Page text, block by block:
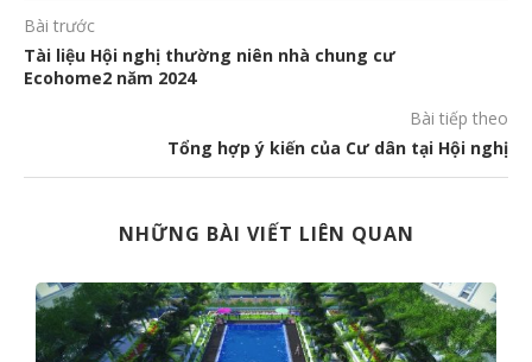
Bài trước
Tài liệu Hội nghị thường niên nhà chung cư
Ecohome2 năm 2024
Bài tiếp theo
Tổng hợp ý kiến của Cư dân tại Hội nghị
NHỮNG BÀI VIẾT LIÊN QUAN